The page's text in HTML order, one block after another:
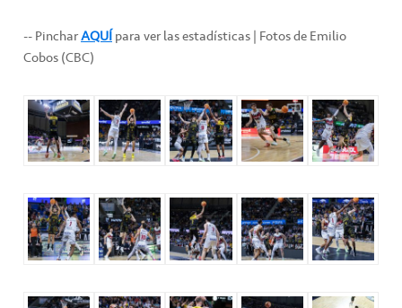
-- PincharAQUÍpara ver las estadísticas | Fotos de Emilio
Cobos (CBC)